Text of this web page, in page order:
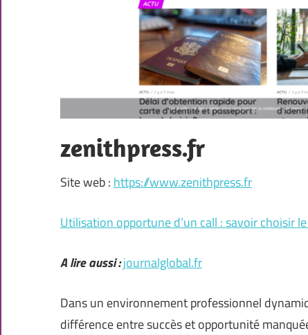
zenithpress.fr
Site web : https://www.zenithpress.fr
Utilisation opportune d’un call : savoir choisir
A lire aussi :journalglobal.fr
Dans un environnement professionnel
différence entre succès et opportunité